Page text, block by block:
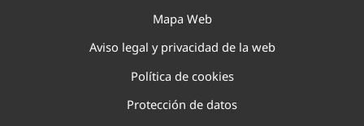
Mapa Web
Aviso legal y privacidad de la web
Política de cookies
Protección de datos